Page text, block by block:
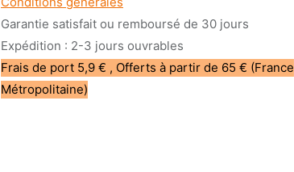
Garantie satisfait ou remboursé de 30 jours
Expédition : 2-3 jours ouvrables
Frais de port 5,9 € , Offerts à partir de 65 € (France
Métropolitaine)